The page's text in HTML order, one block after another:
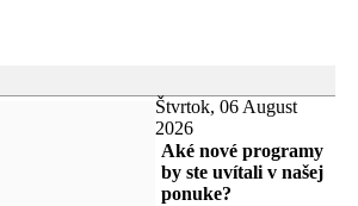
Štvrtok, 06 August
2026
Aké nové programy
by ste uvítali v našej
ponuke?